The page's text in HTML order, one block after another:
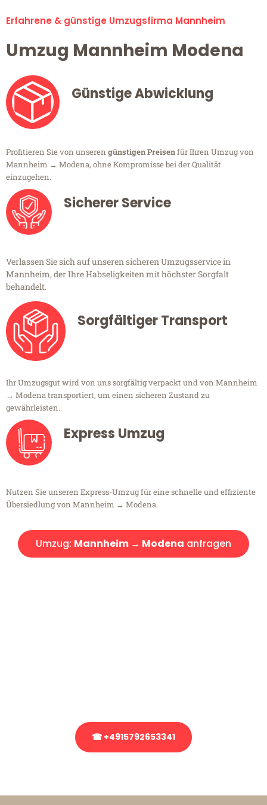
Erfahrene & günstige Umzugsfirma Mannheim
Umzug Mannheim Modena
Günstige Abwicklung
Profitieren Sie von unseren günstigen Preisenfür Ihren Umzug von
Mannheim → Modena, ohne Kompromisse bei der Qualität
einzugehen.
Sicherer Service
Verlassen Sie sich auf unseren sicheren Umzugsservice in
Mannheim, der Ihre Habseligkeiten mit höchster Sorgfalt
behandelt.
Sorgfältiger Transport
Ihr Umzugsgut wird von uns sorgfältig verpackt und von Mannheim
→ Modena transportiert, um einen sicheren Zustand zu
gewährleisten.
Express Umzug
Nutzen Sie unseren Express-Umzug für eine schnelle und effiziente
Übersiedlung von Mannheim → Modena.
Umzug: Mannheim → Modena anfragen
☎ +4915792653341